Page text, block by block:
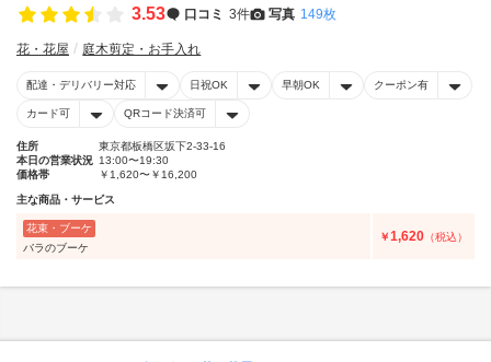
3.53 口コミ 3件 写真 149枚
花・花屋 庭木剪定・お手入れ
配達・デリバリー対応 日祝OK 早朝OK クーポン有
カード可 QRコード決済可
住所
東京都板橋区坂下2-33-16
本日の営業状況 13:00〜19:30
価格帯
￥1,620〜￥16,200
主な商品・サービス
花束・ブーケ
バラのブーケ
￥1,620 （税込）